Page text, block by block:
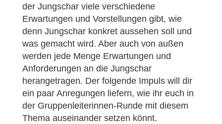
der Jungschar viele verschiedene
Erwartungen und Vorstellungen gibt, wie
denn Jungschar konkret aussehen soll und
was gemacht wird. Aber auch von außen
werden jede Menge Erwartungen und
Anforderungen an die Jungschar
herangetragen. Der folgende Impuls will dir
ein paar Anregungen liefern, wie ihr euch in
der Gruppenleiterinnen-Runde mit diesem
Thema auseinander setzen könnt.